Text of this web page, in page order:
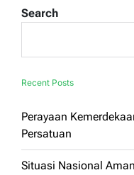
Search
Recent Posts
Perayaan
Persatuan
Situasi Nasional